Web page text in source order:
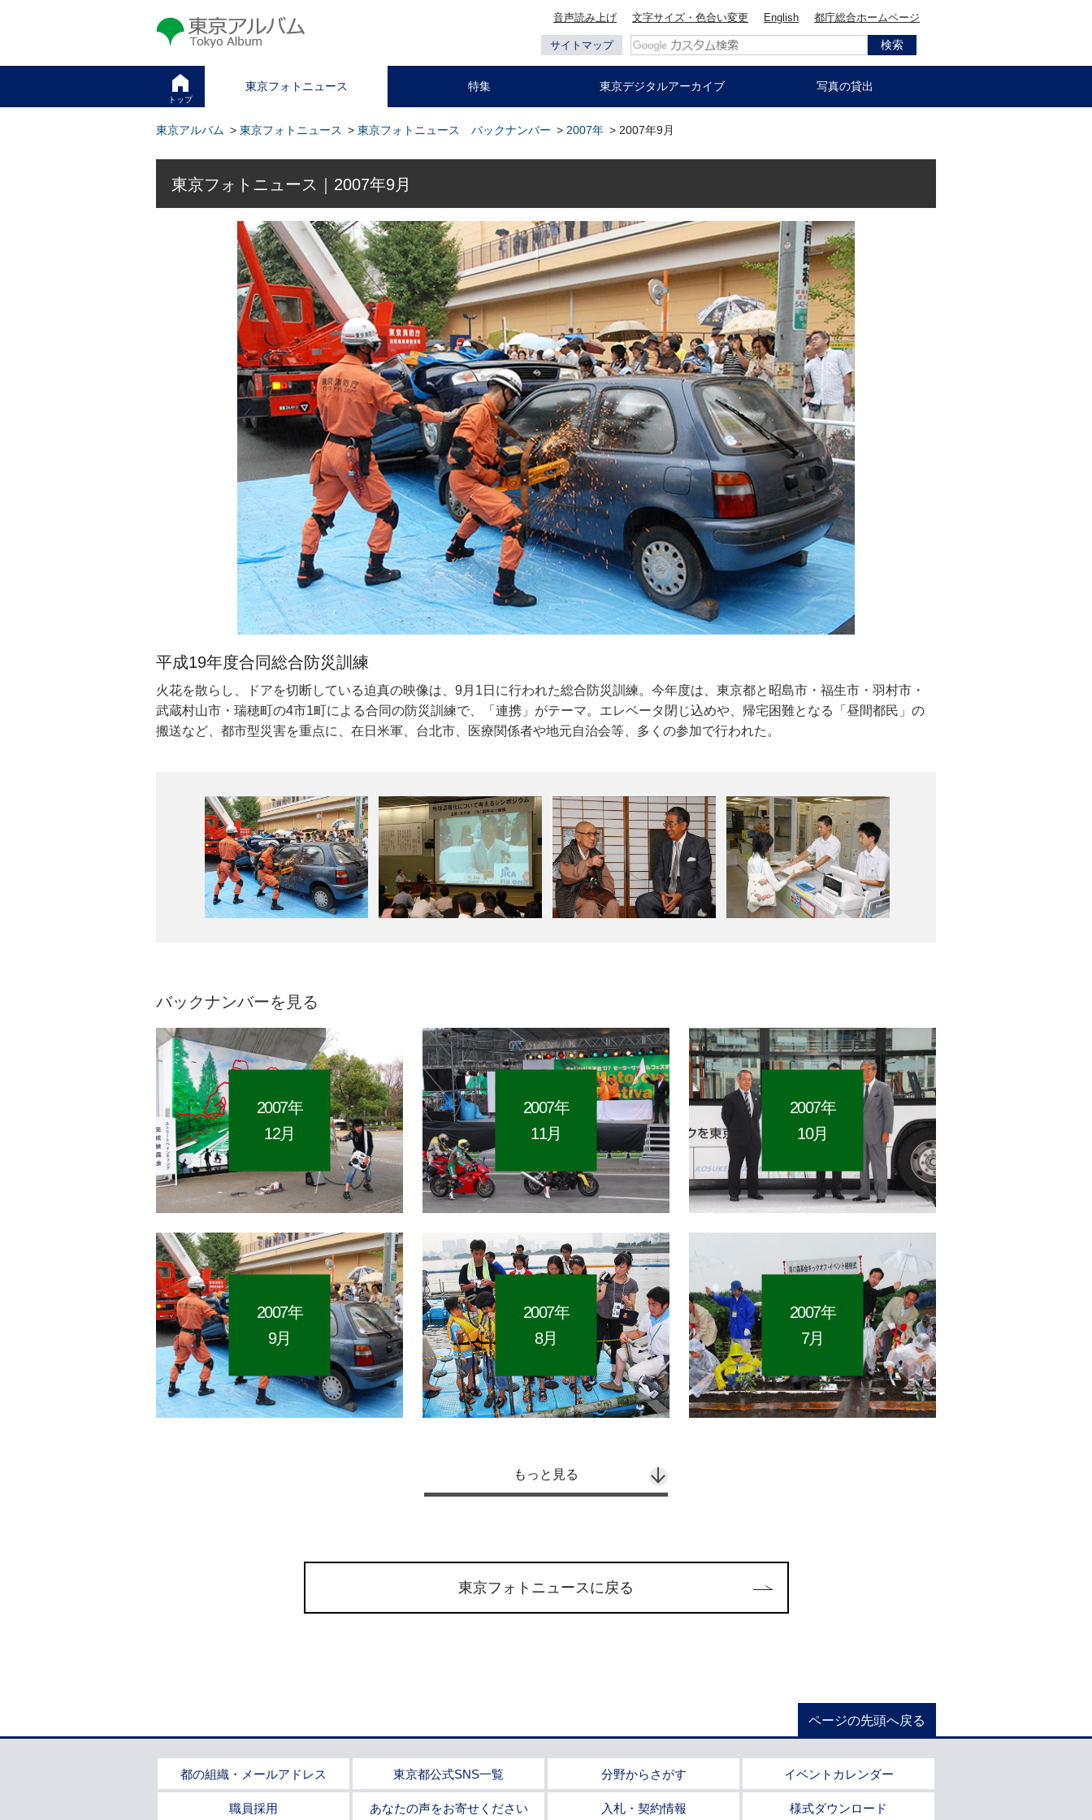
東京アルバム Tokyo Album
音声読み上げ 文字サイズ・色合い変更 English 都庁総合ホームページ
サイトマップ
トップ
東京フォトニュース 特集 東京デジタルアーカイブ 写真の貸出
東京アルバム > 東京フォトニュース > 東京フォトニュース バックナンバー > 2007年 > 2007年9月
東京フォトニュース｜2007年9月
平成19年度合同総合防災訓練
火花を散らし、ドアを切断している迫真の映像は、9月1日に行われた総合防災訓練。今年度は、東京都と昭島市・福生市・羽村市・
武蔵村山市・瑞穂町の4市1町による合同の防災訓練で、「連携」がテーマ。エレベータ閉じ込めや、帰宅困難となる「昼間都民」の
搬送など、都市型災害を重点に、在日米軍、台北市、医療関係者や地元自治会等、多くの参加で行われた。
地球温暖化について訴える石原知事、フィジーから中継で参加
「地球温暖化について考えるシンポジウム」が9月13日、渋谷区広尾のJICA地球広場で開催された。基調講演は、首都大学東京の西澤
学長。南太平洋の島国ツバルとフィジーを視察中の石原知事はテレビ会議でシンポジウムに参加した。石原知事は、地球温暖化による
ツバルの海面上昇や海岸侵食を報告し、二酸化炭素排出削減の重要性を訴えた。また、ツバルへの支援を日本政府に要求していく考え
知事の百歳訪問
今年の石原知事の百歳訪問は、11月に百歳を迎える港区在住の松原泰道さん。9月6日、石原知事は村山大島紬のはんてんを贈り、長
寿を祝った。松原さんは臨済宗の僧侶で、仏教関係の著書も多く、「無理・無精・無駄の三つをせず、自分でできることは自分でする
ようにしている」と語った。今年度中に都内で百歳を迎える人は1590名、もっと、もっと長生きしてください！
都民情報ルームで中学生が職場体験
都民情報ルームに見慣れない初々しい面々は、葛飾区青葉中学校の2人。都内の公立中学校の2年生を対象に実施している「中学生の
職場体験」実践中の1コマ。2人は都庁都民情報ルームで書籍の販売や資料の整理などを体験した。「力仕事から細かい仕事まで思っ
ていたより大変、心身ともに疲れました」との感想でした。
バックナンバーを見る
2007年
12月
2007年
11月
2007年
10月
2007年
9月
2007年
8月
2007年
7月
もっと見る
東京フォトニュースに戻る
ページの先頭へ戻る
都の組織・メールアドレス 東京都公式SNS一覧 分野からさがす イベントカレンダー
職員採用 あなたの声をお寄せください 入札・契約情報 様式ダウンロード